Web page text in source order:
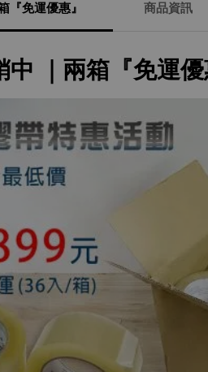
『免運優惠』 商品資訊
中 ｜兩箱『免運